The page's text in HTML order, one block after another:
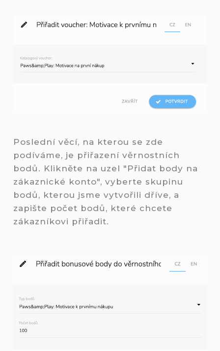
Poslední věcí, na kterou se zde
podíváme, je přiřazení věrnostních
bodů. Klikněte na uzel "Přidat body na
zákaznické konto", vyberte skupinu
bodů, kterou jsme vytvořili dříve, a
zapište počet bodů, které chcete
zákazníkovi přiřadit.